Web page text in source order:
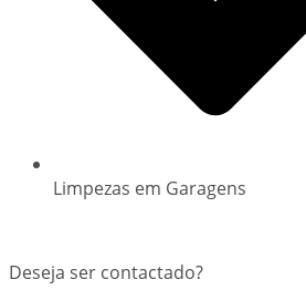
Limpezas em Garagens
Deseja ser contactado?